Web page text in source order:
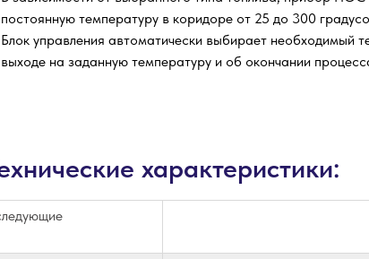
постоянную температуру в коридоре от 25 до 300
Блок управления автоматически выбирает необходимый
выходе на заданную температуру и об окончании
характеристики: